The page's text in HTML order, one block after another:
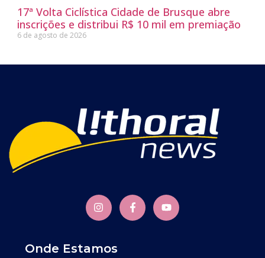
17ª Volta Ciclística Cidade de Brusque abre
inscrições e distribui R$ 10 mil em premiação
6 de agosto de 2026
Onde Estamos